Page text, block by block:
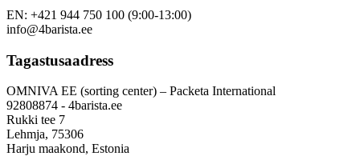
EN: +421 944 750 100 (9:00-13:00)
info@4barista.ee
Tagastusaadress
OMNIVA EE (sorting center) – Packeta International
92808874 - 4barista.ee
Rukki tee 7
Lehmja, 75306
Harju maakond, Estonia